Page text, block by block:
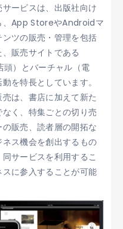
ービスは、出版社向け
、App StoreやAndroidマ
ツの販売・管理を包括
販売サイトである
頭）とバーチャル（電
を特長としています。
は、書店に加えて新た
く、特集ごとの切り売
販売、読者層の開拓な
ス機会を創出するもの
サービスを利用するこ
に参入することが可能